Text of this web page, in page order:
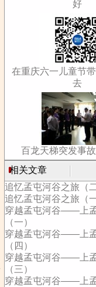
好
在重庆六一儿童节
去
百龙天梯突发事
相关文章
追忆孟屯河谷之旅（二
追忆孟屯河谷之旅（一
穿越孟屯河谷——上
（一）
穿越孟屯河谷——上
（四）
穿越孟屯河谷——上
（三）
穿越孟屯河谷——上